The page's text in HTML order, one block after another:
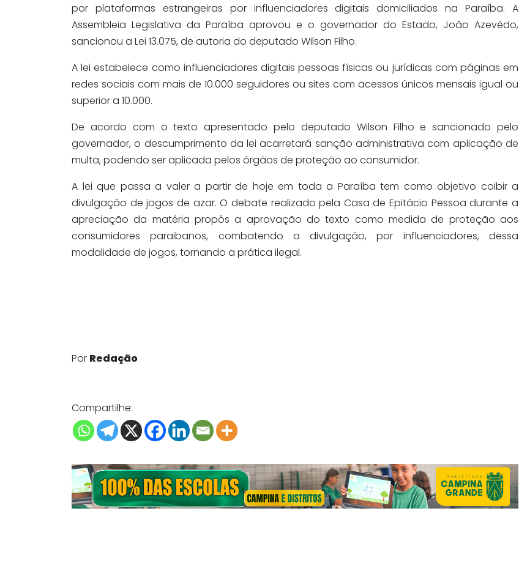
por plataformas estrangeiras por influenciadores digitais domiciliados na Paraíba. A
Assembleia Legislativa da Paraíba aprovou e o governador do Estado, João Azevêdo,
sancionou a Lei 13.075, de autoria do deputado Wilson Filho.
A lei estabelece como influenciadores digitais pessoas físicas ou jurídicas com páginas em
redes sociais com mais de 10.000 seguidores ou sites com acessos únicos mensais igual ou
superior a 10.000.
De acordo com o texto apresentado pelo deputado Wilson Filho e sancionado pelo
governador, o descumprimento da lei acarretará sanção administrativa com aplicação de
multa, podendo ser aplicada pelos órgãos de proteção ao consumidor.
A lei que passa a valer a partir de hoje em toda a Paraíba tem como objetivo coibir a
divulgação de jogos de azar. O debate realizado pela Casa de Epitácio Pessoa durante a
apreciação da matéria propôs a aprovação do texto como medida de proteção aos
consumidores paraibanos, combatendo a divulgação, por influenciadores, dessa
modalidade de jogos, tornando a prática ilegal.
Por Redação
Compartilhe: